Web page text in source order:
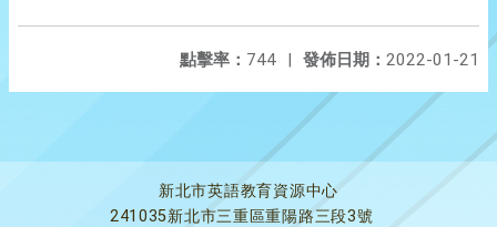
發佈日期： 2022-01-21
點擊率： 744 |
新北市英語教育資源中心
241035新北市三重區重陽路三段3號